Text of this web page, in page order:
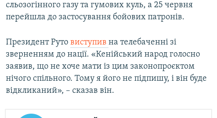
сльозогінного газу та гумових куль, а 25 червня
перейшла до застосування бойових патронів.
Президент Руто виступив на телебаченні зі
зверненням до нації. «Кенійський народ голосно
заявив, що не хоче мати із цим законопроєктом
нічого спільного. Тому я його не підпишу, і він буде
відкликаний», – сказав він.